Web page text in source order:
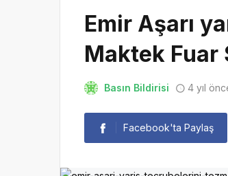
Emir Aşarı
Maktek Fuar
Basın Bildirisi 4 yıl
Facebook'ta Paylaş